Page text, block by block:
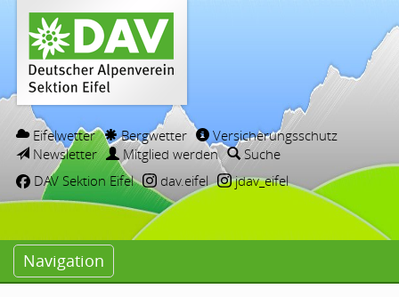
Eifelwetter Bergwetter
Versicherungsschutz
Newsletter
Mitglied werden
Suche
DAV Sektion Eifel
dav.eifel jdav_eifel
Navigation